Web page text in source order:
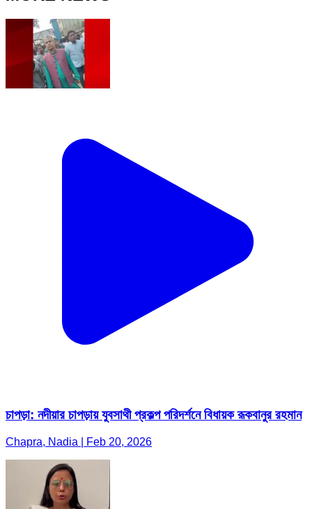
চাপড়া: নদীয়ার চাপড়ায় যুবসাথী প্রকল্প পরিদর্শনে বিধায়ক রূকবানুর রহমান
Chapra, Nadia | Feb 20, 2026